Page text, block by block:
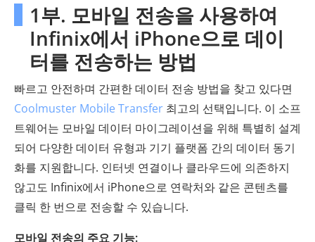
1부. 모바일 전송을 사용하여
Infinix에서 iPhone으로 데이
터를 전송하는 방법
빠르고 안전하며 간편한 데이터 전송 방법을 찾고 있다면
Coolmuster Mobile Transfer 최고의 선택입니다. 이 소프
트웨어는 모바일 데이터 마이그레이션을 위해 특별히 설계
되어 다양한 데이터 유형과 기기 플랫폼 간의 데이터 동기
화를 지원합니다. 인터넷 연결이나 클라우드에 의존하지
않고도 Infinix에서 iPhone으로 연락처와 같은 콘텐츠를
클릭 한 번으로 전송할 수 있습니다.
모바일 전송의 주요 기능: